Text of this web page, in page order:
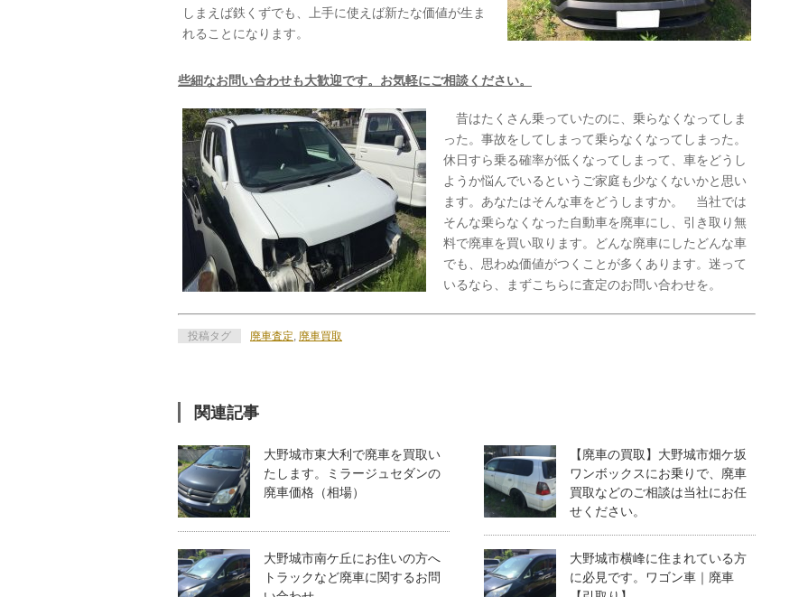
しまえば鉄くずでも、上手に使えば新たな価値が生ま
れることになります。
些細なお問い合わせも大歓迎です。お気軽にご相談ください。
昔はたくさん乗っていたのに、乗らなくなってしま
った。事故をしてしまって乗らなくなってしまった。
休日すら乗る確率が低くなってしまって、車をどうし
ようか悩んでいるというご家庭も少なくないかと思い
ます。あなたはそんな車をどうしますか。 当社では
そんな乗らなくなった自動車を廃車にし、引き取り無
料で廃車を買い取ります。どんな廃車にしたどんな車
でも、思わぬ価値がつくことが多くあります。迷って
いるなら、まずこちらに査定のお問い合わせを。
投稿タグ 廃車査定, 廃車買取
関連記事
大野城市東大利で廃車を買取い
たします。ミラージュセダンの
廃車価格（相場）
【廃車の買取】大野城市畑ケ坂
ワンボックスにお乗りで、廃車
買取などのご相談は当社にお任
せください。
大野城市南ケ丘にお住いの方へ
トラックなど廃車に関するお問
大野城市横峰に住まれている方
に必見です。ワゴン車｜廃車